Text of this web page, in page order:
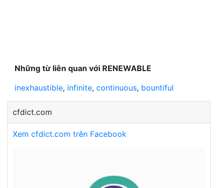
Những từ liên quan với RENEWABLE
inexhaustible, infinite, continuous, bountiful
cfdict.com
Xem cfdict.com trên Facebook